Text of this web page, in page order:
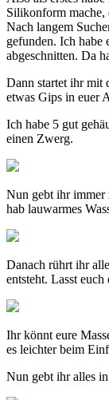
Silikonform mache,
Nach langem
gefunden. Ich habe
abgeschnitten. Da
Dann startet ihr mit
etwas Gips in euer
Ich habe 5 gut
einen Zwerg.
Nun gebt ihr immer
hab lauwarmes
Danach rührt ihr
entsteht. Lasst
Ihr könnt eure
es leichter beim
Nun gebt ihr alles